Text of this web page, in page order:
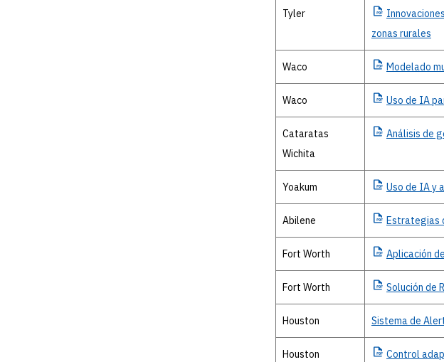
Tyler Innovaciones
zonas rurales
Waco Modelado
Waco Uso de IA
Cataratas
Wichita
Análisis de
Yoakum Uso de IA y
Abilene Estrategias
Fort Worth Aplicación
Fort Worth Solución de
Houston Sistema de
Houston Control